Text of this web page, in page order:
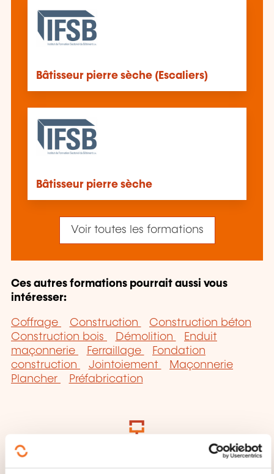
Bâtisseur pierre sèche (Escaliers)
Bâtisseur pierre sèche
Voir toutes les formations
Ces autres formations pourrait aussi vous
intéresser:
Coffrage Construction
Construction béton
Construction bois
Démolition
Enduit
maçonnerie
Ferraillage
Fondation
construction
Jointoiement
Maçonnerie
Plancher
Préfabrication